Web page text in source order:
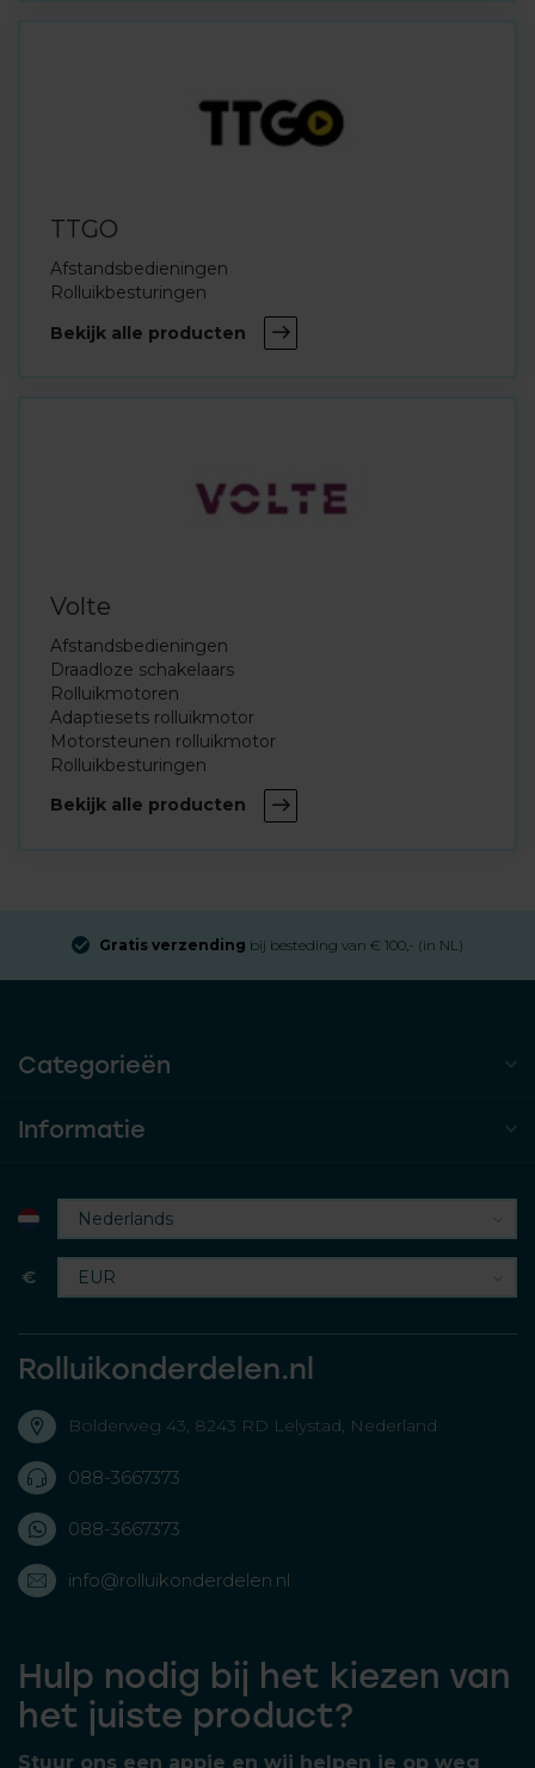
TTGO
Afstandsbedieningen
Rolluikbesturingen
Bekijk alle producten
Volte
Afstandsbedieningen
Draadloze schakelaars
Rolluikmotoren
Adaptiesets rolluikmotor
Motorsteunen rolluikmotor
Rolluikbesturingen
Bekijk alle producten
Aangesloten bijThuiswinkel Waarborg
Categorieën
Informatie
€
Rolluikonderdelen.nl
Bolderweg 43, 8243 RD Lelystad, Nederland
088-3667373
088-3667373
info@rolluikonderdelen.nl
Hulp nodig bij het kiezen van
het juiste product?
Stuur ons een appje en wij helpen je op weg